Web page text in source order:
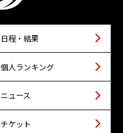
日程・結果
個人ランキング
ニュース
チケット